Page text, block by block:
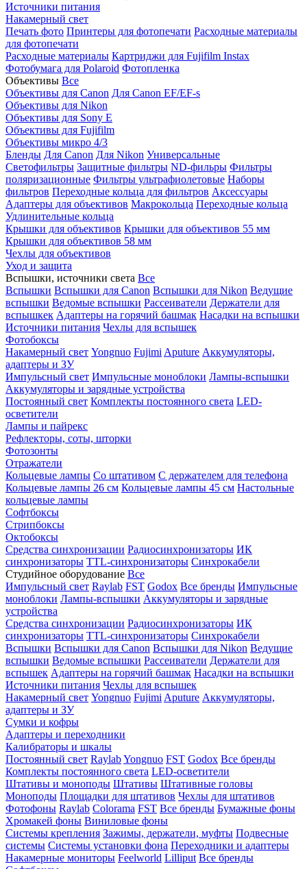
Источники питания
Накамерный свет
Печать фото Принтеры для фотопечати Расходные материалы
для фотопечати
Расходные материалы Картриджи для Fujifilm Instax
Фотобумага для Polaroid Фотопленка
Объективы Все
Объективы для Canon Для Canon EF/EF-s
Объективы для Nikon
Объективы для Sony E
Объективы для Fujifilm
Объективы микро 4/3
Бленды Для Canon Для Nikon Универсальные
Светофильтры Защитные фильтры ND-фильры Фильтры
поляризационные Фильтры ультрафиолетовые Наборы
фильтров Переходные кольца для фильтров Аксессуары
Адаптеры для объективов Макрокольца Переходные кольца
Удлинительные кольца
Крышки для объективов Крышки для объективов 55 мм
Крышки для объективов 58 мм
Чехлы для объективов
Уход и защита
Вспышки, источники света Все
Вспышки Вспышки для Canon Вспышки для Nikon Ведущие
вспышки Ведомые вспышки Рассеиватели Держатели для
вспышкек Адаптеры на горячий башмак Насадки на вспышки
Источники питания Чехлы для вспышек
Фотобоксы
Накамерный свет Yongnuo Fujimi Aputure Аккумуляторы,
адаптеры и ЗУ
Импульсный свет Импульсные моноблоки Лампы-вспышки
Аккумуляторы и зарядные устройства
Постоянный свет Комплекты постоянного света LED-
осветители
Лампы и пайрекс
Рефлекторы, соты, шторки
Фотозонты
Отражатели
Кольцевые лампы Со штативом С держателем для телефона
Кольцевые лампы 26 см Кольцевые лампы 45 см Настольные
кольцевые лампы
Софтбоксы
Стрипбоксы
Октобоксы
Средства синхронизации Радиосинхронизаторы ИК
синхронизаторы TTL-синхронизаторы Синхрокабели
Студийное оборудование Все
Импульсный свет Raylab FST Godox Все бренды Импульсные
моноблоки Лампы-вспышки Аккумуляторы и зарядные
устройства
Средства синхронизации Радиосинхронизаторы ИК
синхронизаторы TTL-синхронизаторы Синхрокабели
Вспышки Вспышки для Canon Вспышки для Nikon Ведущие
вспышки Ведомые вспышки Рассеиватели Держатели для
вспышек Адаптеры на горячий башмак Насадки на вспышки
Источники питания Чехлы для вспышек
Накамерный свет Yongnuo Fujimi Aputure Аккумуляторы,
адаптеры и ЗУ
Сумки и кофры
Адаптеры и переходники
Калибраторы и шкалы
Постоянный свет RaylabYongnuo FST Godox Все бренды
Комплекты постоянного света LED-осветители
Штативы и моноподы Штативы Штативные головы
Моноподы Площадки для штативов Чехлы для штативов
Фотофоны Raylab Colorama FST Все бренды Бумажные фоны
Хромакей фоны Виниловые фоны
Системы крепления Зажимы, держатели, муфты Подвесные
системы Системы установки фона Переходники и адаптеры
Накамерные мониторы Feelworld Lilliput Все бренды